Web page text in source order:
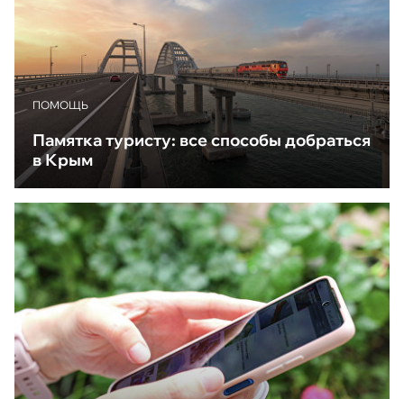
ПОМОЩЬ
Памятка туристу: все способы добраться
в Крым